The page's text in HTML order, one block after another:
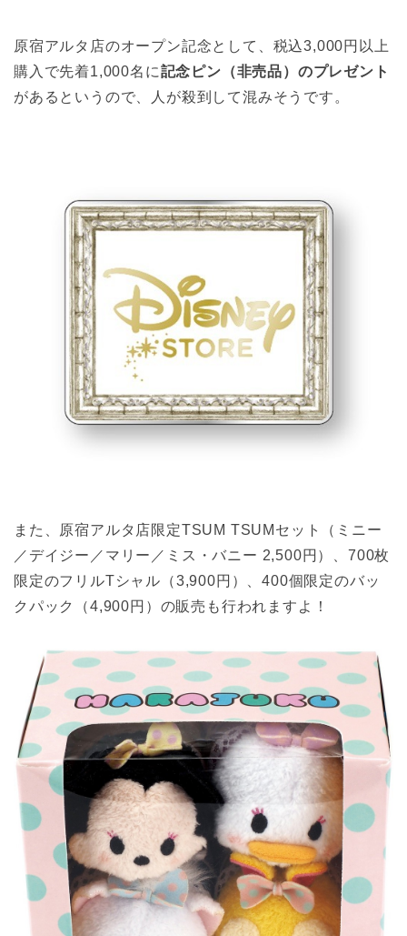
原宿アルタ店のオープン記念として、税込3,000円以上
購入で先着1,000名に記念ピン（非売品）のプレゼント
があるというので、人が殺到して混みそうです。
また、原宿アルタ店限定TSUM TSUMセット（ミニー
／デイジー／マリー／ミス・バニー 2,500円）、700枚
限定のフリルTシャル（3,900円）、400個限定のバッ
クパック（4,900円）の販売も行われますよ！